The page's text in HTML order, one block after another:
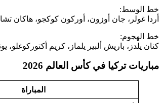
خط الوسط:
أردا غولر، جان أوزون، أوركون كوكجو، هاكان
خط الهجوم:
كنان يلدز، باريش ألبير يلماز، كريم
مباريات تركيا في كأس العالم 2026
المباراة